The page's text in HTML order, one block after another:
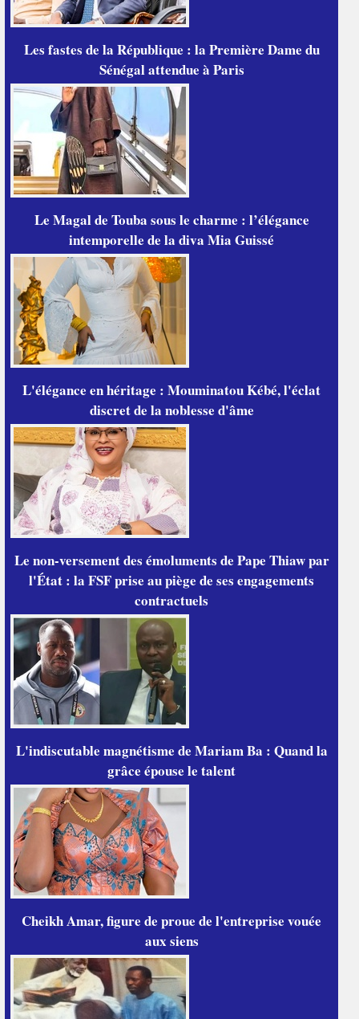
Les fastes de la République : la Première Dame du
Sénégal attendue à Paris
Le Magal de Touba sous le charme : l’élégance
intemporelle de la diva Mia Guissé
L'élégance en héritage : Mouminatou Kébé, l'éclat
discret de la noblesse d'âme
Le non-versement des émoluments de Pape Thiaw par
l'État : la FSF prise au piège de ses engagements
contractuels
L'indiscutable magnétisme de Mariam Ba : Quand la
grâce épouse le talent
Cheikh Amar, figure de proue de l'entreprise vouée
aux siens